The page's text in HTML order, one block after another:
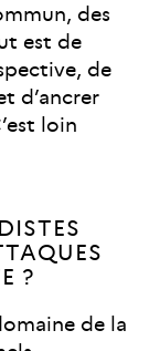
des
est de
de
d’ancrer
loin
?
de la